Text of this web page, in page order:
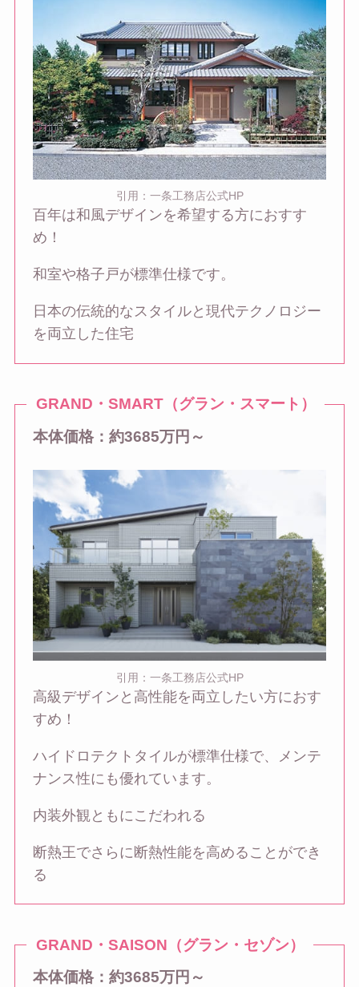
引用：一条工務店公式HP
百年は和風デザインを希望する方におすす
め！
和室や格子戸が標準仕様です。
日本の伝統的なスタイルと現代テクノロジー
を両立した住宅
GRAND・SMART（グラン・スマート）
本体価格：約3685万円～
引用：一条工務店公式HP
高級デザインと高性能を両立したい方におす
すめ！
ハイドロテクトタイルが標準仕様で、メンテ
ナンス性にも優れています。
内装外観ともにこだわれる
断熱王でさらに断熱性能を高めることができ
る
GRAND・SAISON（グラン・セゾン）
本体価格：約3685万円～